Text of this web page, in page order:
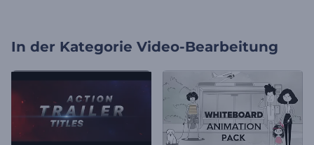
In der Kategorie Video-Bearbeitung